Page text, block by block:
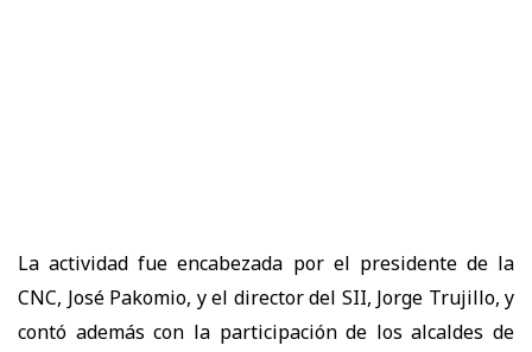
La actividad fue encabezada por el presidente de la
CNC, José Pakomio, y el director del SII, Jorge Trujillo, y
contó además con la participación de los alcaldes de